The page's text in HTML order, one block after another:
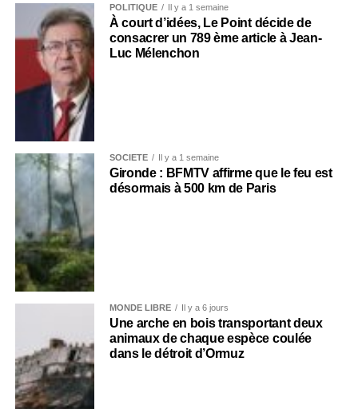
POLITIQUE Il y a 1 semaine
À court d’idées, Le Point décide de
consacrer un 789 ème article à Jean-
Luc Mélenchon
SOCIÉTÉ Il y a 1 semaine
Gironde : BFMTV affirme que le feu est
désormais à 500 km de Paris
MONDE LIBRE Il y a 6 jours
Une arche en bois transportant deux
animaux de chaque espèce coulée
dans le détroit d’Ormuz